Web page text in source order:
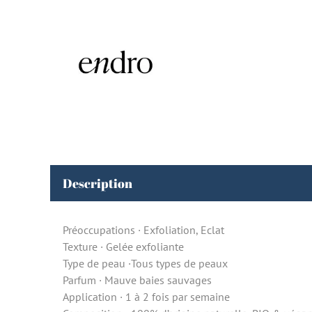
Description
Préoccupations · Exfoliation, Eclat
Texture · Gelée exfoliante
Type de peau ·Tous types de peaux
Parfum · Mauve baies sauvages
Application · 1 à 2 fois par semaine